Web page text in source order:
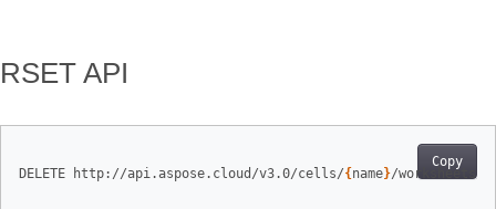
RSET API
Copy
DELETE http://api.aspose.cloud/v3.0/cells/{ name}/worksheets/